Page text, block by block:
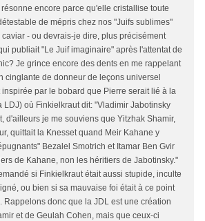
encore parce qu'elle cristallise toute
de mépris chez nos "Juifs sublimes"
- ou devrais-je dire, plus précisément
publiait "Le Juif imaginaire" après l'attentat de
Je grince encore des dents en me rappelant
cinglante de donneur de leçons universel
par le bobard que Pierre serait lié à la
LDJ) où Finkielkraut dit: "Vladimir Jabotinsky
d'ailleurs je me souviens que Yitzhak Shamir,
quittait la Knesset quand Meir Kahane y
Bezalel Smotrich et Itamar Ben Gvir
de Kahane, non les héritiers de Jabotinsky."
si Finkielkraut était aussi stupide, inculte
ou bien si sa mauvaise foi était à ce point
Rappelons donc que la JDL est une création
et de Geulah Cohen, mais que ceux-ci